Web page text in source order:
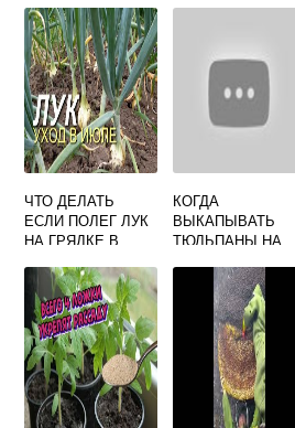
ЧТО ДЕЛАТЬ
ЕСЛИ ПОЛЕГ ЛУК
НА ГРЯДКЕ В
КОГДА
ВЫКАПЫВАТЬ
ТЮЛЬПАНЫ НА
ЦВЕТЕНИЯ В
ОТКРЫТОМ
ГРУНТЕ